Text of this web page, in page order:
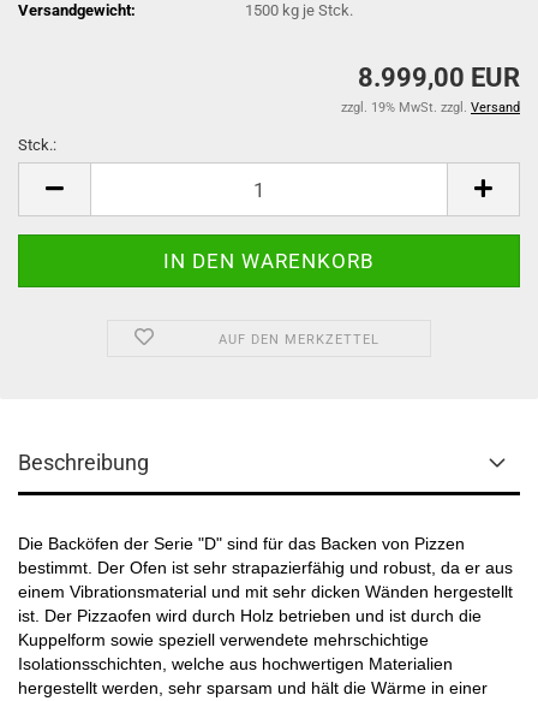
Versandgewicht: 1500 kg je Stck.
8.999,00 EUR
zzgl. 19% MwSt. zzgl. Versand
Stck.:
AUF DEN MERKZETTEL
Beschreibung
Die Backöfen der Serie "D" sind für das Backen von Pizzen
bestimmt. Der Ofen ist sehr strapazierfähig und robust, da er aus
einem Vibrationsmaterial und mit sehr dicken Wänden hergestellt
ist. Der Pizzaofen wird durch Holz betrieben und ist durch die
Kuppelform sowie speziell verwendete mehrschichtige
Isolationsschichten, welche aus hochwertigen Materialien
hergestellt werden, sehr sparsam und hält die Wärme in einer